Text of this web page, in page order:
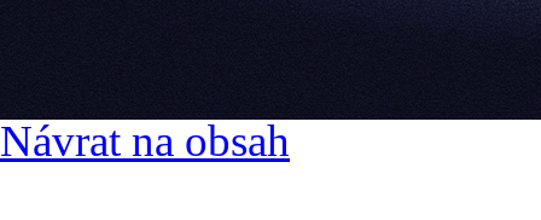
Návrat na obsah